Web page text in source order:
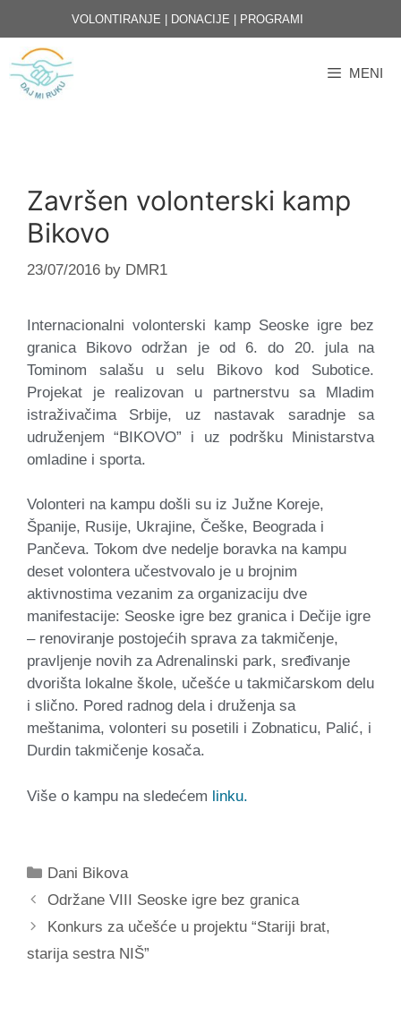
content
VOLONTIRANJE DONACIJE PROGRAMI
MENI
Završen volonterski kamp
Bikovo
23/07/2016 by DMR1
Internacionalni volonterski kamp Seoske igre bez
granica Bikovo održan je od 6. do 20. jula na
Tominom salašu u selu Bikovo kod Subotice.
Projekat je realizovan u partnerstvu sa Mladim
istraživačima Srbije, uz nastavak saradnje sa
udruženjem “BIKOVO” i uz podršku Ministarstva
omladine i sporta.
Volonteri na kampu došli su iz Južne Koreje,
Španije, Rusije, Ukrajine, Češke, Beograda i
Pančeva. Tokom dve nedelje boravka na kampu
deset volontera učestvovalo je u brojnim
aktivnostima vezanim za organizaciju dve
manifestacije: Seoske igre bez granica i Dečije igre
– renoviranje postojećih sprava za takmičenje,
pravljenje novih za Adrenalinski park, sređivanje
dvorišta lokalne škole, učešće u takmičarskom delu
i slično. Pored radnog dela i druženja sa
meštanima, volonteri su posetili i Zobnaticu, Palić, i
Durdin takmičenje kosača.
Više o kampu na sledećem linku.
Categories
Dani Bikova
Post
navigation
Održane VIII Seoske igre bez granica
Konkurs za učešće u projektu “Stariji brat,
starija sestra NIŠ”